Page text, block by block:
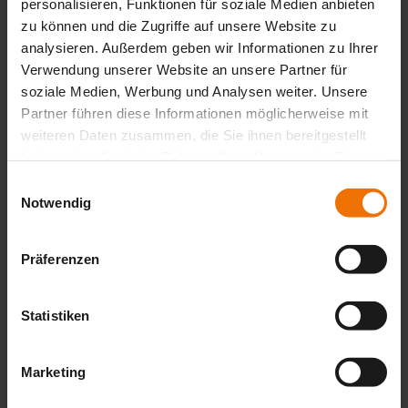
personalisieren, Funktionen für soziale Medien anbieten
zu können und die Zugriffe auf unsere Website zu
analysieren. Außerdem geben wir Informationen zu Ihrer
Verwendung unserer Website an unsere Partner für
soziale Medien, Werbung und Analysen weiter. Unsere
Partner führen diese Informationen möglicherweise mit
weiteren Daten zusammen, die Sie ihnen bereitgestellt
Notwendig
Präferenzen
Statistiken
Marketing
Medir com eficiência e trabalhar em segurança
Mais informações
VARIOTEC 460 Tracergas
EX-TEC HS 610